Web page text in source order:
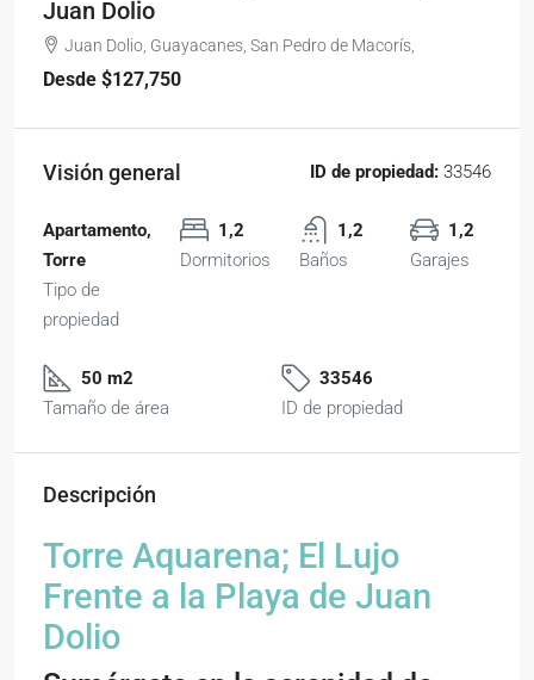
Juan Dolio
Juan Dolio, Guayacanes, San Pedro de Macorís,
Desde $127,750
Visión general ID de propiedad: 33546
Apartamento,
Torre
Tipo de
propiedad
1,2
Dormitorios
1,2
Baños
1,2
Garajes
50 m2
Tamaño de área
33546
ID de propiedad
Descripción
Torre Aquarena; El Lujo
Frente a la Playa de Juan
Dolio